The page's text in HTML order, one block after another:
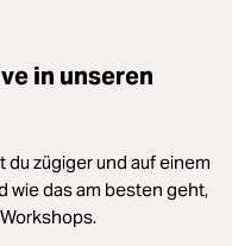
in unseren
du zügiger und auf einem
wie das am besten geht,